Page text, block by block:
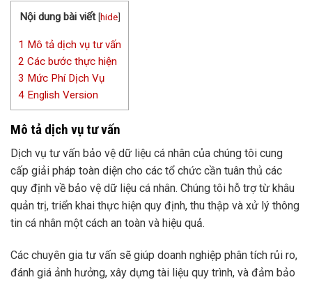
Nội dung bài viết [hide]
1 Mô tả dịch vụ tư vấn
2 Các bước thực hiện
3 Mức Phí Dịch Vụ
4 English Version
Mô tả dịch vụ tư vấn
Dịch vụ tư vấn bảo vệ dữ liệu cá nhân của chúng tôi cung
cấp giải pháp toàn diện cho các tổ chức cần tuân thủ các
quy định về bảo vệ dữ liệu cá nhân. Chúng tôi hỗ trợ từ khâu
quản trị, triển khai thực hiện quy định, thu thập và xử lý thông
tin cá nhân một cách an toàn và hiệu quả.
Các chuyên gia tư vấn sẽ giúp doanh nghiệp phân tích rủi ro,
đánh giá ảnh hưởng, xây dựng tài liệu quy trình, và đảm bảo